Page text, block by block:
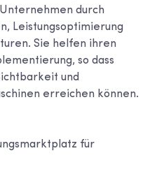
durch
Leistungsoptimierung
Sie helfen ihren
so dass
und
erreichen können.
für